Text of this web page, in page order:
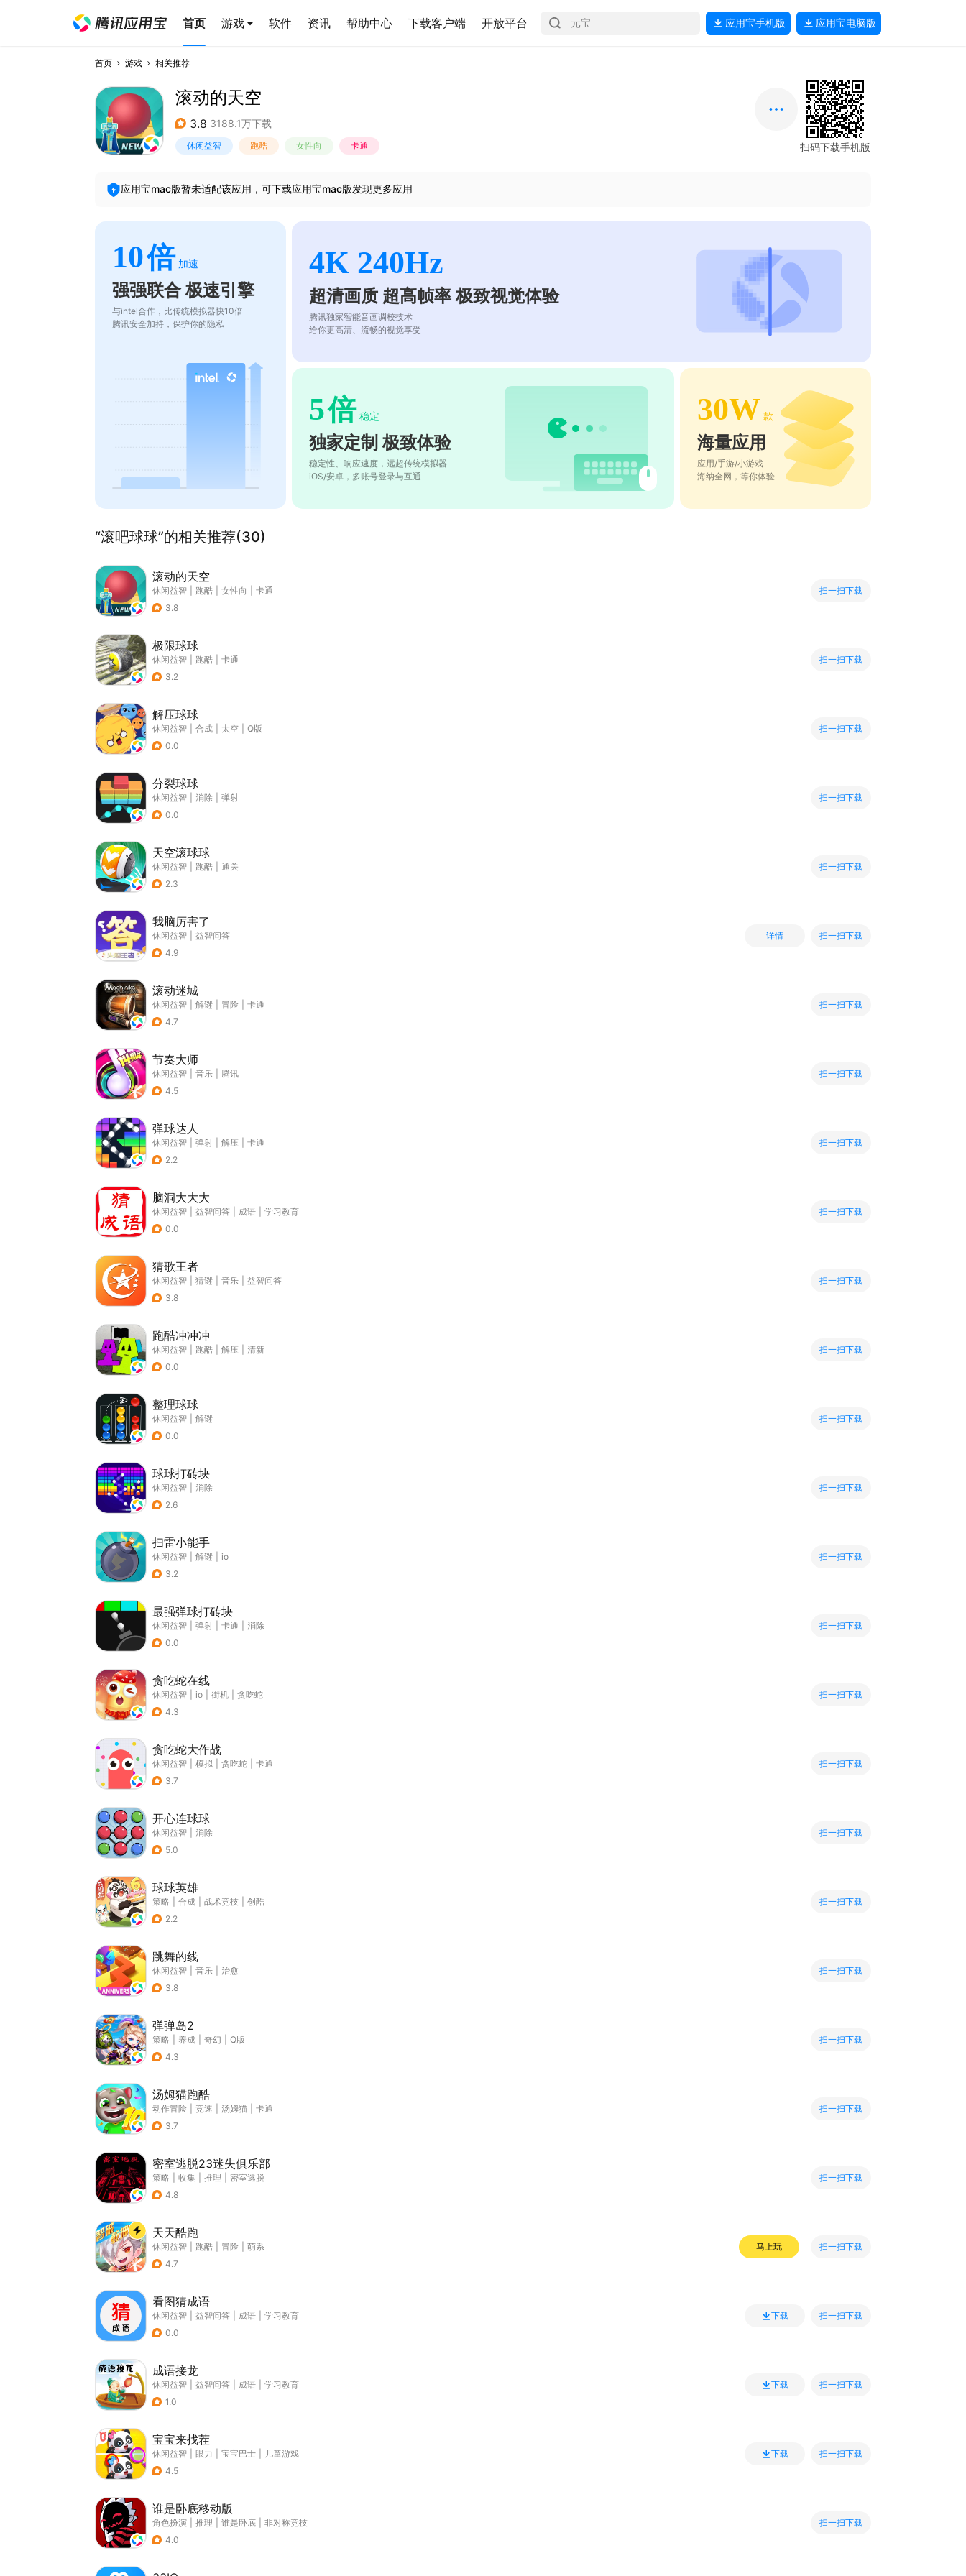
首页 游戏 软件 资讯 帮助中心 下载客户端 开放平台 应用宝手机版 应用宝电脑版
首页 游戏 相关推荐
滚动的天空
3.8 3188.1万下载
休闲益智 跑酷 女性向 卡通 扫码下载手机版
应用宝mac版暂未适配该应用，可下载应用宝mac版发现更多应用
10倍 加速
强强联合 极速引擎
与intel合作，比传统模拟器快10倍
腾讯安全加持，保护你的隐私
4K 240Hz
超清画质 超高帧率 极致视觉体验
腾讯独家智能音画调校技术
给你更高清、流畅的视觉享受
5倍 稳定
独家定制 极致体验
稳定性、响应速度，远超传统模拟器
iOS/安卓，多账号登录与互通
30W 款
海量应用
应用/手游/小游戏
海纳全网，等你体验
“滚吧球球”的相关推荐(30)
滚动的天空
休闲益智 跑酷 女性向
卡通
3.8
扫一扫下载
极限球球
休闲益智 跑酷
卡通
3.2
扫一扫下载
解压球球
休闲益智 合成 太空
Q版
0.0
扫一扫下载
分裂球球
休闲益智 消除
弹射
0.0
扫一扫下载
天空滚球球
休闲益智 跑酷
通关
2.3
扫一扫下载
我脑厉害了
休闲益智
益智问答
4.9
详情 扫一扫下载
滚动迷城
休闲益智 解谜 冒险
卡通
4.7
扫一扫下载
节奏大师
休闲益智 音乐
腾讯
4.5
扫一扫下载
弹球达人
休闲益智 弹射 解压
卡通
2.2
扫一扫下载
脑洞大大大
休闲益智 益智问答 成语
学习教育
0.0
扫一扫下载
猜歌王者
休闲益智 猜谜 音乐
益智问答
3.8
扫一扫下载
跑酷冲冲冲
休闲益智 跑酷 解压
清新
0.0
扫一扫下载
整理球球
休闲益智
解谜
0.0
扫一扫下载
球球打砖块
休闲益智
消除
2.6
扫一扫下载
扫雷小能手
休闲益智 解谜
io
3.2
扫一扫下载
最强弹球打砖块
休闲益智 弹射 卡通
消除
0.0
扫一扫下载
贪吃蛇在线
休闲益智 io 街机
贪吃蛇
4.3
扫一扫下载
贪吃蛇大作战
休闲益智 模拟 贪吃蛇
卡通
3.7
扫一扫下载
开心连球球
休闲益智
消除
5.0
扫一扫下载
球球英雄
策略 合成 战术竞技
创酷
2.2
扫一扫下载
跳舞的线
休闲益智 音乐
治愈
3.8
扫一扫下载
弹弹岛2
策略 养成 奇幻
Q版
4.3
扫一扫下载
汤姆猫跑酷
动作冒险 竞速 汤姆猫
卡通
3.7
扫一扫下载
密室逃脱23迷失俱乐部
策略 收集 推理
密室逃脱
4.8
扫一扫下载
天天酷跑
休闲益智 跑酷 冒险
萌系
4.7
马上玩 扫一扫下载
看图猜成语
休闲益智 益智问答 成语
学习教育
0.0
下载 扫一扫下载
成语接龙
休闲益智 益智问答 成语
学习教育
1.0
下载 扫一扫下载
宝宝来找茬
休闲益智 眼力 宝宝巴士
儿童游戏
4.5
下载 扫一扫下载
谁是卧底移动版
角色扮演 推理 谁是卧底
非对称竞技
4.0
扫一扫下载